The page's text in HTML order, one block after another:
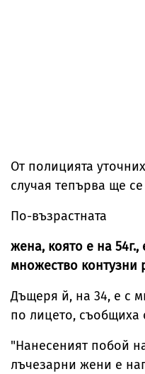
От полицията
случая тепърва ще се
По-възрастната
жена, която е на
множество контузни
Дъщеря й, на 34, е с
по лицето, съобщиха
"Нанесеният побой
лъчезарни жени е